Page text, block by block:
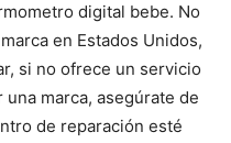
digital bebe. No
en Estados Unidos,
si no ofrece un servicio
marca, asegúrate de
de reparación esté